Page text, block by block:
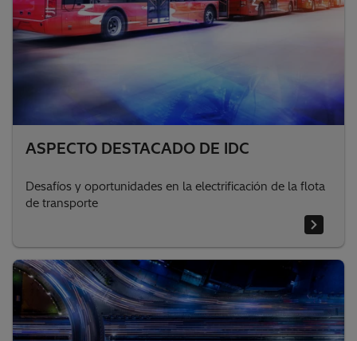
ASPECTO DESTACADO DE IDC
Desafíos y oportunidades en la electrificación de la flota
de transporte